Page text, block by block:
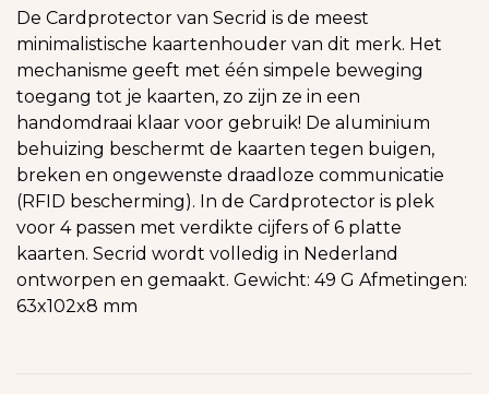
De Cardprotector van Secrid is de meest
minimalistische kaartenhouder van dit merk. Het
mechanisme geeft met één simpele beweging
toegang tot je kaarten, zo zijn ze in een
handomdraai klaar voor gebruik! De aluminium
behuizing beschermt de kaarten tegen buigen,
breken en ongewenste draadloze communicatie
(RFID bescherming). In de Cardprotector is plek
voor 4 passen met verdikte cijfers of 6 platte
kaarten. Secrid wordt volledig in Nederland
ontworpen en gemaakt. Gewicht: 49 G Afmetingen:
63x102x8 mm